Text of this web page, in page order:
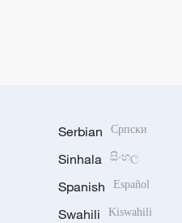
Serbian Српски
Sinhala සිංහල
Spanish Español
Swahili Kiswahili